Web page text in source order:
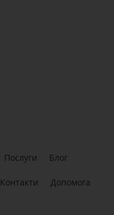
Послуги Блог
Контакти Допомога